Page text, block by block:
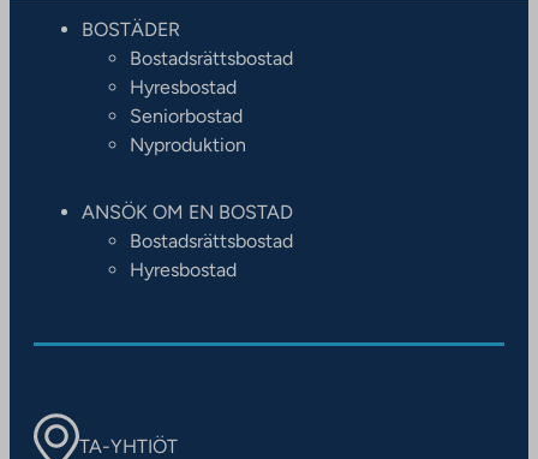
BOSTÄDER
Bostadsrättsbostad
Hyresbostad
Seniorbostad
Nyproduktion
ANSÖK OM EN BOSTAD
Bostadsrättsbostad
Hyresbostad
TA-YHTIÖT